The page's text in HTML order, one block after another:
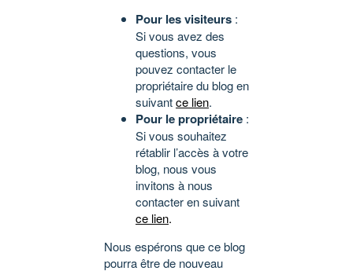
Pour les visiteurs :
Si vous avez des
questions, vous
pouvez contacter le
propriétaire du blog en
suivantce lien.
Pour le propriétaire :
Si vous souhaitez
rétablir l’accès à votre
blog, nous vous
invitons à nous
contacter en suivant
ce lien.
Nous espérons que ce blog
pourra être de nouveau